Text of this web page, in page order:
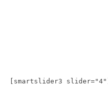
[smartslider3 slider="4"]